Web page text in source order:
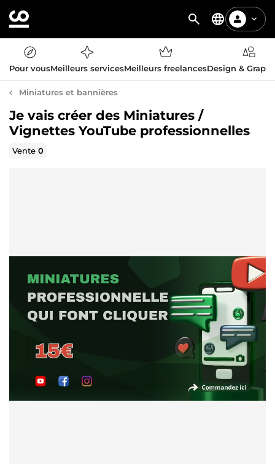
Pour vousMeilleurs servicesMeilleurs freelancesDesign &
Miniatures et bannières
Je vais créer des Miniatures /
Vignettes YouTube professionnelles
Vente0